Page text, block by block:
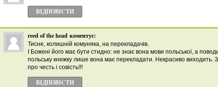
ВІДПОВІCТИ
reed of the head коментує:
Тисне, колишній комуняка, на перекладачів.
І Божені його має бути стидно: не знає вона мови польської, а
польську книжку лише вона має перекладати. Некрасиво виходить.
про честь і совість!!!
ВІДПОВІCТИ